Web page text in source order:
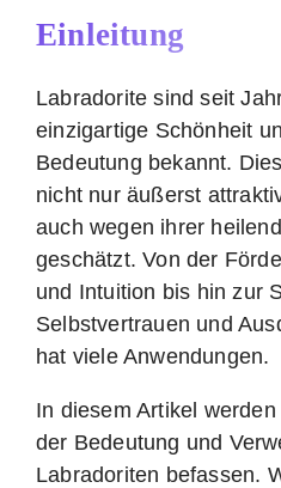
Einleitung
Labradorite sind seit
einzigartige Schönheit
Bedeutung bekannt.
nicht nur äußerst
auch wegen ihrer
geschätzt. Von der
und Intuition bis hin zur
Selbstvertrauen und
hat viele Anwendungen.
In diesem Artikel
der Bedeutung und
Labradoriten befassen.